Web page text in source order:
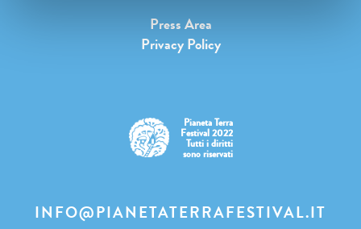
Press Area
Privacy Policy
Pianeta Terra
Festival 2022
Tutti i diritti
sono riservati
INFO@PIANETATERRAFESTIVAL.IT